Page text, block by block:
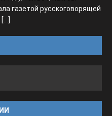
газетой русскоговорящей
[...]